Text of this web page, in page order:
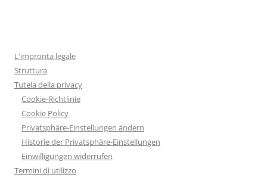
L'impronta legale
Struttura
Tutela della privacy
Cookie-Richtlinie
Cookie Policy
Privatsphäre-Einstellungen ändern
Historie der Privatsphäre-Einstellungen
Einwilligungen widerrufen
Termini di utilizzo